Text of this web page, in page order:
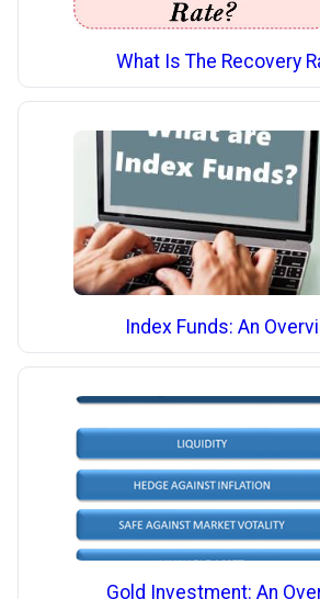
What Is The Recovery
Index Funds: An
Gold Investment: An